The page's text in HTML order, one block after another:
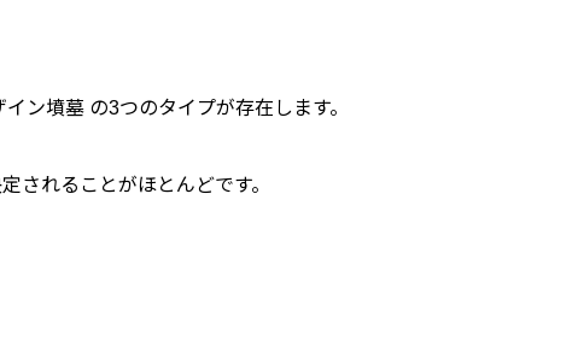
ン墳墓 の3つのタイプが存在します。
されることがほとんどです。